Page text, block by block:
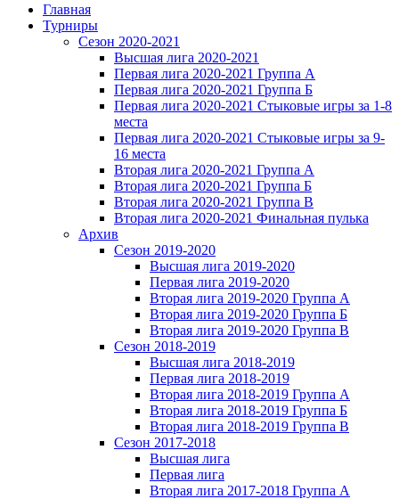
Главная
Турниры
Сезон 2020-2021
Высшая лига 2020-2021
Первая лига 2020-2021 Группа А
Первая лига 2020-2021 Группа Б
Первая лига 2020-2021 Стыковые игры за 1-8
места
Первая лига 2020-2021 Стыковые игры за 9-
16 места
Вторая лига 2020-2021 Группа А
Вторая лига 2020-2021 Группа Б
Вторая лига 2020-2021 Группа В
Вторая лига 2020-2021 Финальная пулька
Архив
Сезон 2019-2020
Высшая лига 2019-2020
Первая лига 2019-2020
Вторая лига 2019-2020 Группа А
Вторая лига 2019-2020 Группа Б
Вторая лига 2019-2020 Группа В
Сезон 2018-2019
Высшая лига 2018-2019
Первая лига 2018-2019
Вторая лига 2018-2019 Группа А
Вторая лига 2018-2019 Группа Б
Вторая лига 2018-2019 Группа В
Сезон 2017-2018
Высшая лига
Первая лига
Вторая лига 2017-2018 Группа А